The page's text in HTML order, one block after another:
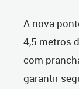
A nova
4,5 metros
com
garantir